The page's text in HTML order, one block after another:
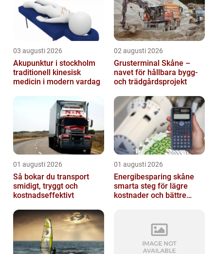
03 augusti 2026
Akupunktur i stockholm
traditionell kinesisk
medicin i modern vardag
02 augusti 2026
Grusterminal Skåne –
navet för hållbara bygg-
och trädgårdsprojekt
01 augusti 2026
Så bokar du transport
smidigt, tryggt och
kostnadseffektivt
01 augusti 2026
Energibesparing skåne
smarta steg för lägre
kostnader och bättre